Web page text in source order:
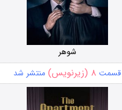
شوهر
قسمت ۸ (زیرنویس) منتشر شد